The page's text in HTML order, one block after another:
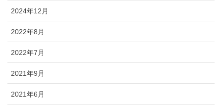
2024年12月
2022年8月
2022年7月
2021年9月
2021年6月